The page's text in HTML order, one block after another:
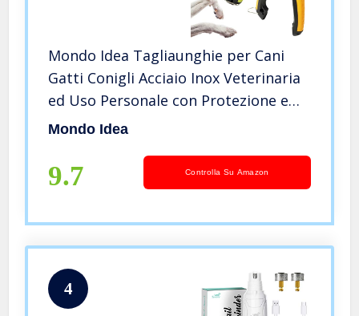
Mondo Idea Tagliaunghie per Cani
Gatti Conigli Acciaio Inox Veterinaria
ed Uso Personale con Protezione e
Chiusura di Sicurezza (Arancio)
Mondo Idea
9.7 Controlla Su Amazon
4